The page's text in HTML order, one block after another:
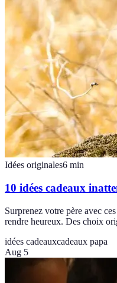
Idées originales6 min
10 idées cadeaux
Surprenez votre père avec
rendre heureux. Des choix
idées cadeauxcadeaux papa
Aug 5